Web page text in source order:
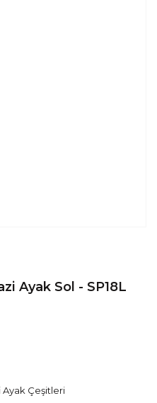
Ayak Sol - SP18L
Ayak Çeşitleri